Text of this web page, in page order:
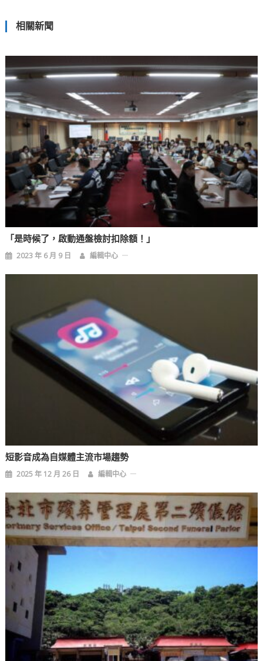
導
覽
相關新聞
「是時候了，啟動通盤檢討扣除額！」
2023 年 6 月 9 日 編輯中心
短影音成為自媒體主流市場趨勢
2025 年 12 月 26 日 編輯中心